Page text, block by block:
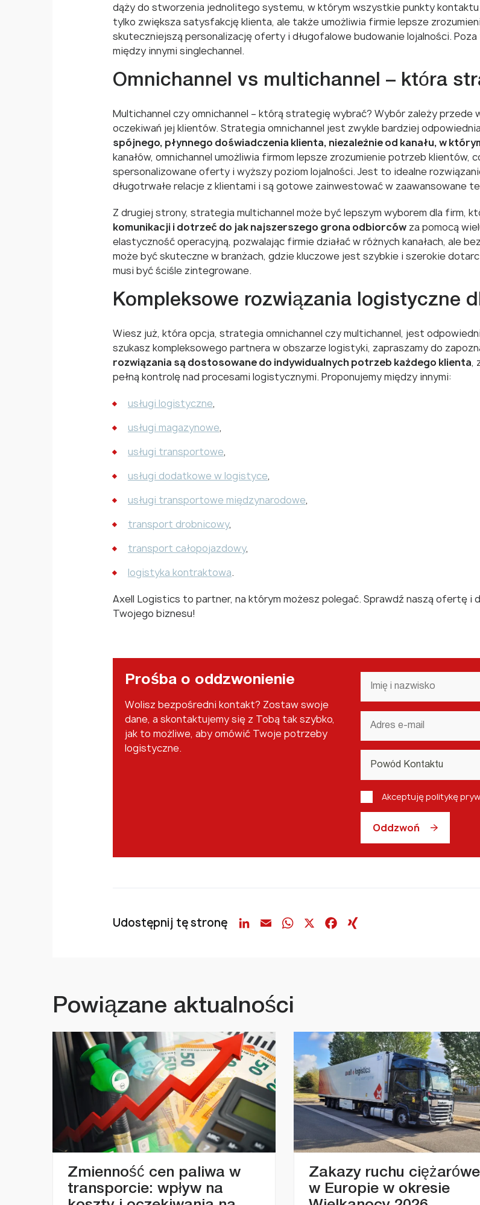
dąży do stworzenia jednolitego systemu, w którym wszystkie punkty
tylko zwiększa satysfakcję klienta, ale także umożliwia firmie lepsze
skuteczniejszą personalizację oferty i długofalowe budowanie lojalności.
między innymi singlechannel.
Omnichannel vs multichannel – która
Multichannel czy omnichannel – którą strategię wybrać? Wybór zależy
oczekiwań jej klientów. Strategia omnichannel jest zwykle bardziej
spójnego, płynnego doświadczenia klienta, niezależnie od kanału, w
kanałów, omnichannel umożliwia firmom lepsze zrozumienie potrzeb klientów,
spersonalizowane oferty i wyższy poziom lojalności. Jest to idealne
długotrwałe relacje z klientami i są gotowe zainwestować w zaawansowane
Z drugiej strony, strategia multichannel może być lepszym wyborem dla firm,
komunikacji i dotrzeć do jak najszerszego grona odbiorców za pomocą
elastyczność operacyjną, pozwalając firmie działać w różnych kanałach, ale
może być skuteczne w branżach, gdzie kluczowe jest szybkie i szerokie
musi być ściśle zintegrowane.
Kompleksowe rozwiązania logistyczne
Wiesz już, która opcja, strategia omnichannel czy multichannel, jest
szukasz kompleksowego partnera w obszarze logistyki, zapraszamy do
rozwiązania są dostosowane do indywidualnych potrzeb każdego klienta,
pełną kontrolę nad procesami logistycznymi. Proponujemy między innymi:
usługi logistyczne,
usługi magazynowe,
usługi transportowe,
usługi dodatkowe w logistyce,
usługi transportowe międzynarodowe,
transport drobnicowy,
transport całopojazdowy,
logistyka kontraktowa.
Axell Logistics to partner, na którym możesz polegać. Sprawdź naszą ofertę i
Twojego biznesu!
Prośba o oddzwonienie
Wolisz bezpośredni kontakt? Zostaw swoje
dane, a skontaktujemy się z Tobą tak szybko,
jak to możliwe, aby omówić Twoje potrzeby
logistyczne.
Imię
nazwisko*
Adres
e-
mail
Powód
Kontaktu*
Polityka
prywatności
RODO*
Akceptuję politykę
Oddzwoń
Udostępnij tę stronę
Powiązane aktualności
Zmienność cen paliwa w
transporcie: wpływ na
Zakazy ruchu
w Europie w okresie